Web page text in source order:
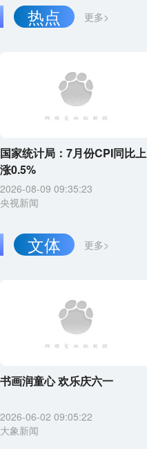
更多>
热点
国家统计局：7月份CPI同比上
涨0.5%
2026-08-09 09:35:23
央视新闻
更多>
文体
书画润童心 欢乐庆六一
2026-06-02 09:05:22
大象新闻